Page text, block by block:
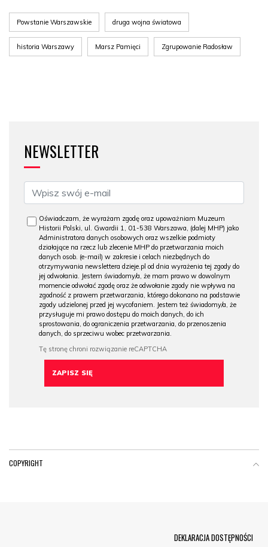
Powstanie Warszawskie druga wojna światowa
historia Warszawy Marsz Pamięci Zgrupowanie Radosław
NEWSLETTER
Oświadczam, że wyrażam zgodę oraz upoważniam Muzeum
Historii Polski, ul. Gwardii 1, 01-538 Warszawa, (dalej MHP) jako
Administratora danych osobowych oraz wszelkie podmioty
działające na rzecz lub zlecenie MHP do przetwarzania moich
danych osob. (e-mail) w zakresie i celach niezbędnych do
otrzymywania newslettera dzieje.pl od dnia wyrażenia tej zgody do
jej odwołania. Jestem świadomy/a, że mam prawo w dowolnym
momencie odwołać zgodę oraz że odwołanie zgody nie wpływa na
zgodność z prawem przetwarzania, którego dokonano na podstawie
zgody udzielonej przed jej wycofaniem. Jestem też świadomy/a, że
przysługuje mi prawo dostępu do moich danych, do ich
sprostowania, do ograniczenia przetwarzania, do przenoszenia
danych, do sprzeciwu wobec przetwarzania.
COPYRIGHT
DEKLARACJA DOSTĘPNOŚCI